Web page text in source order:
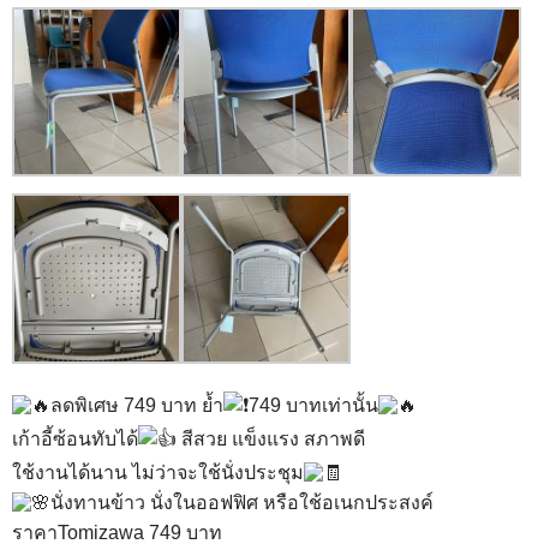
ลดพิเศษ 749 บาท ย้ำ
749 บาทเท่านั้น
เก้าอี้ซ้อนทับได้
สีสวย แข็งแรง สภาพดี
ใช้งานได้นาน ไม่ว่าจะใช้นั่งประชุม
นั่งทานข้าว นั่งในออฟฟิศ หรือใช้อเนกประสงค์
ราคาTomizawa 749 บาท